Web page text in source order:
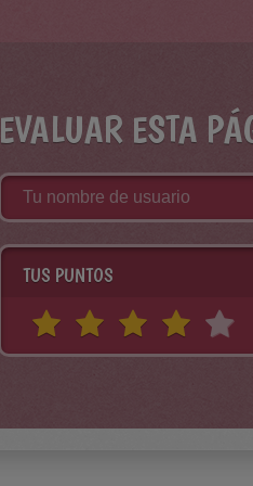
EVALUAR ESTA
TUS PUNTOS